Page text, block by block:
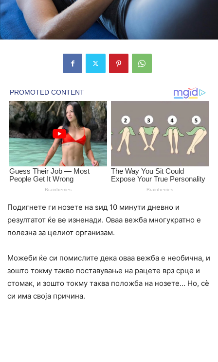
Подигнете ги нозете на ѕид 10 минути дневно и
резултатот ќе ве изненади. Оваа вежба многукратно е
полезна за целиот организам.
Можеби ќе си помислите дека оваа вежба е необична, и
зошто токму такво поставување на рацете врз срце и
стомак, и зошто токму таква положба на нозете… Но, сè
си има своја причина.